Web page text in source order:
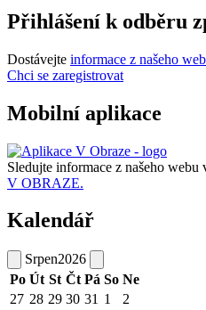
Přihlášení k odběru
Dostávejte informace z našeho
Chci se zaregistrovat
Mobilní aplikace
Sledujte informace z našeho webu
V OBRAZE.
Kalendář
Srpen2026
Po Út St Čt Pá So Ne
27 28 29 30 31 1
2